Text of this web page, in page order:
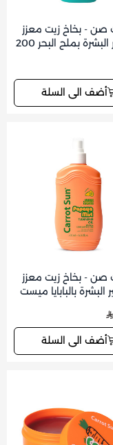
صن - بخاخ زيت معزز
لتسمير البشرة بملح البحر 200
أضف الى السلة
صن - بخاخ زيت معزز
البشرة بالبابايا ميست
أضف الى السلة